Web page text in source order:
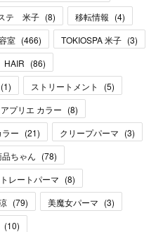
テ 米子 (8) 移転情報 (4)
室 (466) TOKIOSPA 米子 (3)
HAIR (86)
(1) ストリートメント (5)
プリエ カラー (8)
ー (21) クリープパーマ (3)
ちゃん (78)
レートパーマ (8)
(79) 美魔女パーマ (3)
(10)